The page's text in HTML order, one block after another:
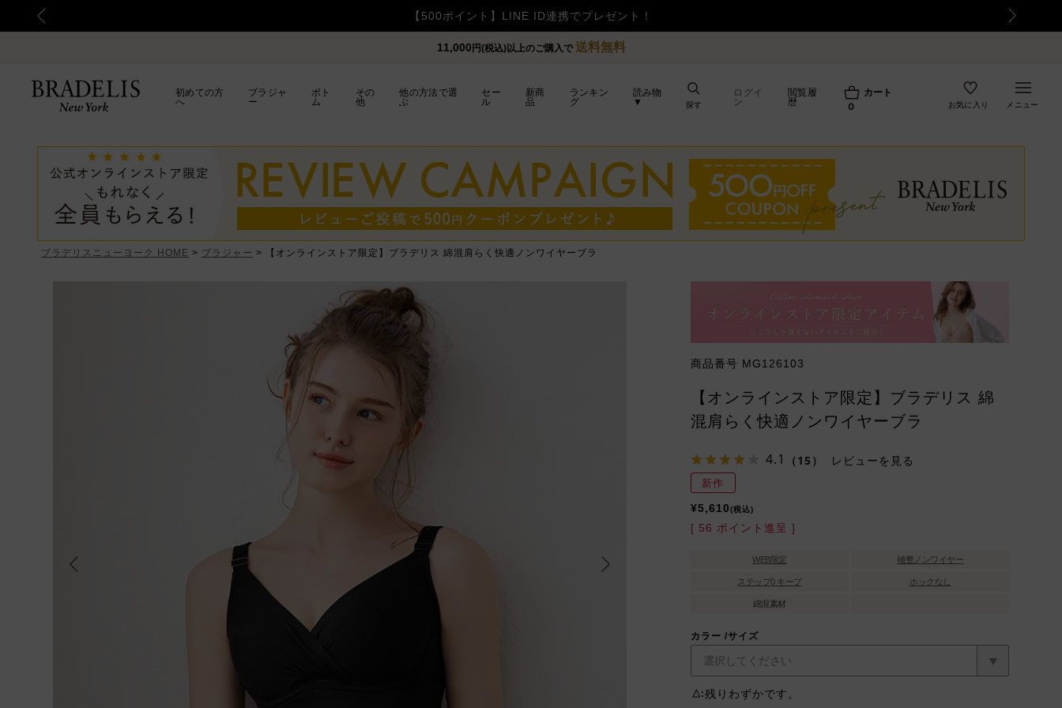
【重要】令和8年熊本地震の影響によるお荷物のお届け遅延について
11,000 円(税込)以上のご購入で送料無料
初めての方
へ
ブラジャ
ー
ボト
ム
その
他
他の方法で選
ぶ
セー
ル
新商
品
ランキン
グ
読み物
▼
ログイ
ン
閲覧履
歴
カート
0
探す お気に入り メニュー
ブラデリスニューヨーク HOME ブラジャー 【オンラインストア限定】ブラデリス 綿混肩らく快適ノンワイヤーブラ
商品番号 MG126103
【オンラインストア限定】ブラデリス 綿
混肩らく快適ノンワイヤーブラ
4.1 （15） レビューを見る
新作
¥5,610 税込
[ 56 ポイント進呈 ]
WEB限定 補整ノンワイヤー
ステップ0 キープ ホックなし
綿混素材
カラー サイズ
△ 残りわずかです。